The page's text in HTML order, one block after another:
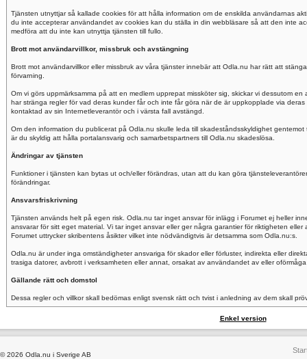
Tjänsten utnyttjar så kallade cookies för att hålla information om de enskilda användarnas
du inte accepterar användandet av cookies kan du ställa in din webbläsare så att den inte
medföra att du inte kan utnyttja tjänsten till fullo.
Brott mot användarvillkor, missbruk och avstängning
Brott mot användarvillkor eller missbruk av våra tjänster innebär att Odla.nu har rätt att
förvarning.
Om vi görs uppmärksamma på att en medlem upprepat missköter sig, skickar vi dessutom
har stränga regler för vad deras kunder får och inte får göra när de är uppkopplade via
kontaktad av sin Internetleverantör och i värsta fall avstängd.
Om den information du publicerat på Odla.nu skulle leda till skadeståndsskyldighet
är du skyldig att hålla portalansvarig och samarbetspartners till Odla.nu skadeslösa.
Ändringar av tjänsten
Funktioner i tjänsten kan bytas ut och/eller förändras, utan att du kan göra
förändringar.
Ansvarsfriskrivning
Tjänsten används helt på egen risk. Odla.nu tar inget ansvar för inlägg i Forumet ej heller
ansvarar för sitt eget material. Vi tar inget ansvar eller ger några garantier för riktigheten eller
Forumet uttrycker skribentens åsikter vilket inte nödvändigtvis är detsamma som Odla.nu:s.
Odla.nu är under inga omständigheter ansvariga för skador eller förluster, indirekta eller
trasiga datorer, avbrott i verksamheten eller annat, orsakat av användandet av eller
Gällande rätt och domstol
Dessa regler och villkor skall bedömas enligt svensk rätt och tvist i anledning av dem skall
Enkel version
© 2026 Odla.nu i Sverige AB